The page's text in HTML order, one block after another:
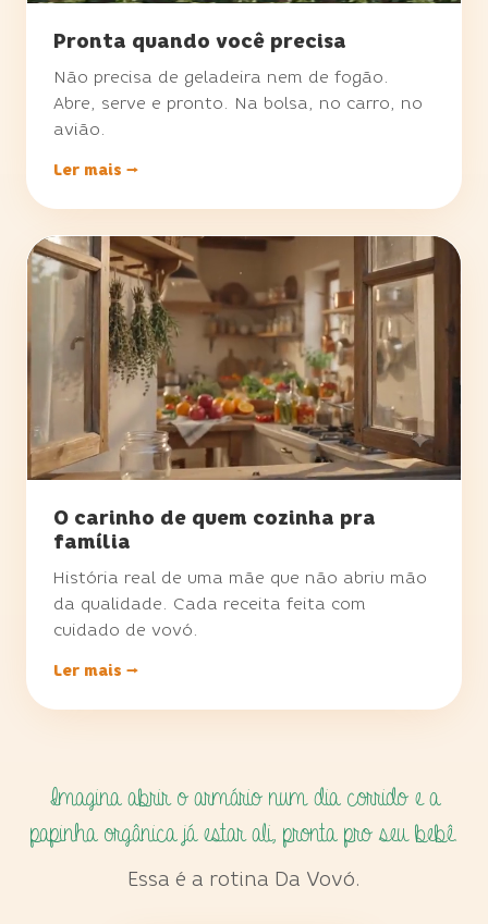
Pronta quando você precisa
Não precisa de geladeira nem de fogão.
Abre, serve e pronto. Na bolsa, no carro, no
avião.
Ler mais →
O carinho de quem cozinha pra
família
História real de uma mãe que não abriu mão
da qualidade. Cada receita feita com
cuidado de vovó.
Ler mais →
Imagina abrir o armário num dia corrido e a
papinha orgânica já estar ali, pronta pro seu bebê.
Essa é a rotina Da Vovó.